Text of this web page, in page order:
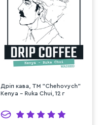
Дріп кава, TM "Chehovych"
Kenya - Ruka Chui, 12 г